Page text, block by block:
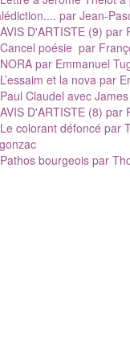
par Jean-
AVIS D'ARTISTE (9) par
Cancel poésie par
NORApar Emmanuel
L’essaim et la nova par
Paul Claudel avec
AVIS D'ARTISTE (8) par
Le colorant défoncépar
Pathos bourgeoispar